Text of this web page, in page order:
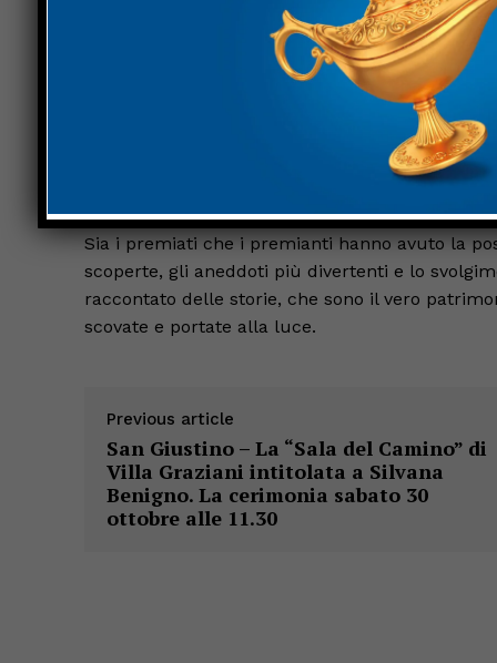
, infine, annunciato come uno
premio al compianto padreLuigi Ferraro,
missioni subacquee nel corso della Seconda
Gli ospiti sono stati omaggiati anche dagli
Sia i premiati che i premianti hanno avuto la
scoperte, gli aneddoti più divertenti e lo
raccontato delle storie, che sono il vero
scovate e portate alla luce.
Previous article
San Giustino – La “Sala del Camino” di
Villa Graziani intitolata a Silvana
Benigno. La cerimonia sabato 30
ottobre alle 11.30